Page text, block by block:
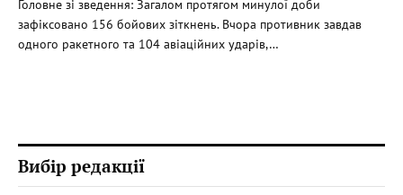
Головне зі зведення: Загалом протягом минулої доби
зафіксовано 156 бойових зіткнень. Вчора противник завдав
одного ракетного та 104 авіаційних ударів,…
Вибір редакції